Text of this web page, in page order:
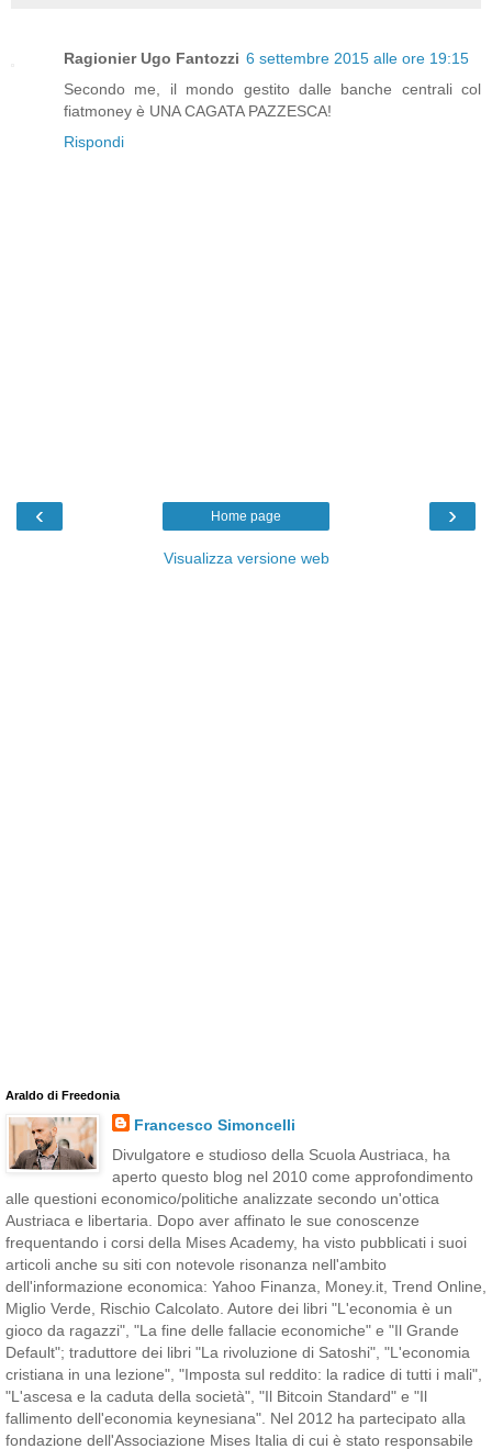
Ragionier Ugo Fantozzi 6 settembre 2015 alle ore 19:15
Secondo me, il mondo gestito dalle banche centrali col
fiatmoney è UNA CAGATA PAZZESCA!
Rispondi
‹ ›
Home page
Visualizza versione web
Araldo di Freedonia
Francesco Simoncelli
Divulgatore e studioso della Scuola Austriaca, ha
aperto questo blog nel 2010 come approfondimento
alle questioni economico/politiche analizzate secondo un'ottica
Austriaca e libertaria. Dopo aver affinato le sue conoscenze
frequentando i corsi della Mises Academy, ha visto pubblicati i suoi
articoli anche su siti con notevole risonanza nell'ambito
dell'informazione economica: Yahoo Finanza, Money.it, Trend Online,
Miglio Verde, Rischio Calcolato. Autore dei libri "L'economia è un
gioco da ragazzi", "La fine delle fallacie economiche" e "Il Grande
Default"; traduttore dei libri "La rivoluzione di Satoshi", "L'economia
cristiana in una lezione", "Imposta sul reddito: la radice di tutti i mali",
"L'ascesa e la caduta della società", "Il Bitcoin Standard" e "Il
fallimento dell'economia keynesiana". Nel 2012 ha partecipato alla
fondazione dell'Associazione Mises Italia di cui è stato responsabile